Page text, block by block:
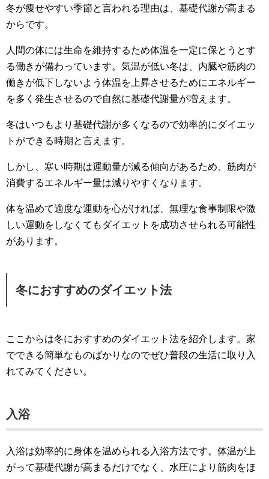
冬が痩せやすい季節と言われる理由は、基礎代謝が高まる
からです。
人間の体には生命を維持するため体温を一定に保とうとす
る働きが備わっています。気温が低い冬は、内臓や筋肉の
働きが低下しないよう体温を上昇させるためにエネルギー
を多く発生させるので自然に基礎代謝量が増えます。
冬はいつもより基礎代謝が多くなるので効率的にダイエッ
トができる時期と言えます。
しかし、寒い時期は運動量が減る傾向があるため、筋肉が
消費するエネルギー量は減りやすくなります。
体を温めて適度な運動を心がければ、無理な食事制限や激
しい運動をしなくてもダイエットを成功させられる可能性
があります。
冬におすすめのダイエット法
ここからは冬におすすめのダイエット法を紹介します。家
でできる簡単なものばかりなのでぜひ普段の生活に取り入
れてみてください。
入浴
入浴は効率的に身体を温められる入浴方法です。体温が上
がって基礎代謝が高まるだけでなく、水圧により筋肉をほ